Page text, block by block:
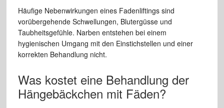
Häufige Nebenwirkungen eines Fadenliftings sind
vorübergehende Schwellungen, Blutergüsse und
Taubheitsgefühle. Narben entstehen bei einem
hygienischen Umgang mit den Einstichstellen und einer
korrekten Behandlung nicht.
Was kostet eine Behandlung der
Hängebäckchen mit Fäden?